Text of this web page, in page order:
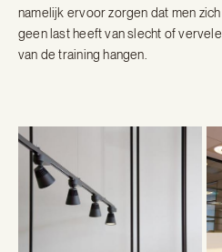
namelijk ervoor zorgen dat men
geen last heeft van slecht of
van de training hangen.